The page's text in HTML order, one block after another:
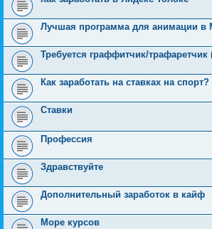
Лучшая программа для анимации в
Требуется граффитчик/
Как заработать на ставках на спорт?
Ставки
Профессия
Здравствуйте
Дополнительный заработок в кайф
Море курсов